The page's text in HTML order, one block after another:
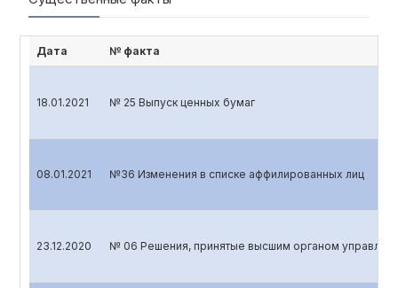
Дата № факта
18.01.2021 № 25 Выпуск ценных бумаг
08.01.2021 №36 Изменения в списке аффилированных лиц
23.12.2020 № 06 Решения, принятые высшим органом